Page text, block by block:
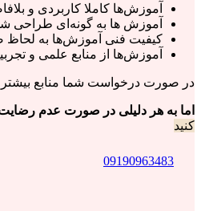
آموزش‌ها کاملا کاربردی و
آموزش ها به گونه‌ای طراحی
کیفیت فنی آموزش‌ها به لحاظ
آموزش‌ها از منابع علمی و
در صورت درخواست شما منابع بیشتر
اما به هر دلیلی در صورت عدم
کنید
09190963483